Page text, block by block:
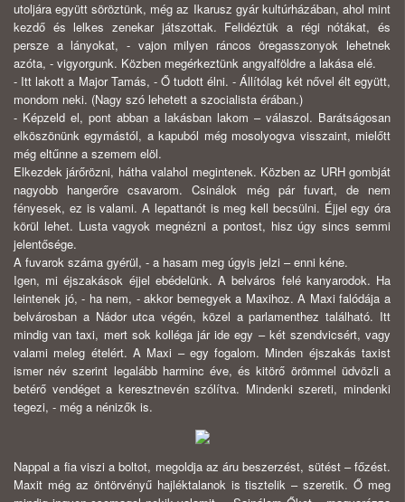
utoljára együtt söröztünk, még az Ikarusz gyár kultúrházában, ahol mint
kezdő és lelkes zenekar játszottak. Felidéztük a régi nótákat, és
persze a lányokat, - vajon milyen ráncos öregasszonyok lehetnek
azóta, - vigyorgunk. Közben megérkeztünk angyalföldre a lakása elé.
- Itt lakott a Major Tamás, - Ő tudott élni. - Állítólag két nővel élt együtt,
mondom neki. (Nagy szó lehetett a szocialista érában.)
- Képzeld el, pont abban a lakásban lakom – válaszol. Barátságosan
elköszönünk egymástól, a kapuból még mosolyogva visszaint, mielőtt
még eltűnne a szemem elöl.
Elkezdek járőrözni, hátha valahol megintenek. Közben az URH gombját
nagyobb hangerőre csavarom. Csinálok még pár fuvart, de nem
fényesek, ez is valami. A lepattanót is meg kell becsülni. Éjjel egy óra
körül lehet. Lusta vagyok megnézni a pontost, hisz úgy sincs semmi
jelentősége.
A fuvarok száma gyérül, - a hasam meg úgyis jelzi – enni kéne.
Igen, mi éjszakások éjjel ebédelünk. A belváros felé kanyarodok. Ha
leintenek jó, - ha nem, - akkor bemegyek a Maxihoz. A Maxi falódája a
belvárosban a Nádor utca végén, közel a parlamenthez található. Itt
mindig van taxi, mert sok kolléga jár ide egy – két szendvicsért, vagy
valami meleg ételért. A Maxi – egy fogalom. Minden éjszakás taxist
ismer név szerint legalább harminc éve, és kitörő örömmel üdvözli a
betérő vendéget a keresztnevén szólítva. Mindenki szereti, mindenki
tegezi, - még a nénizők is.
Nappal a fia viszi a boltot, megoldja az áru beszerzést, sütést – főzést.
Maxit még az öntörvényű hajléktalanok is tisztelik – szeretik. Ő meg